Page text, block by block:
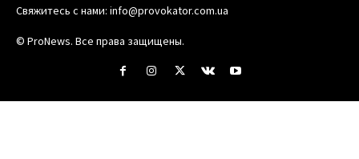
Свяжитесь с нами: info@provokator.com.ua
© ProNews. Все права защищены.